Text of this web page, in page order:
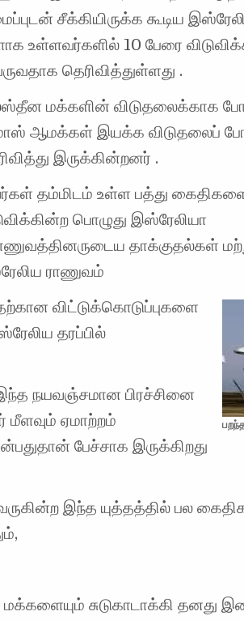
சீக்கியிருக்க கூடிய
உள்ளவர்களில் 10 பேரை
தெரிவித்துள்ளது .
மக்களின் விடுதலைக்காக
ஆமக்கள் இயக்க விடுதலைப்
இருக்கின்றனர் .
தம்மிடம் உள்ள பத்து
பொழுது இஸ்ரேலியா
தாக்குதல்கள்
ராணுவம்
விட்டுக்கொடுப்புகளை
தரப்பில்
நயவஞ்சமான பிரச்சினை
மீளவும் ஏமாற்றம்
பேச்சாக இருக்கிறது
இந்த யுத்தத்தில் பல
சுடுகாடாக்கி தனது